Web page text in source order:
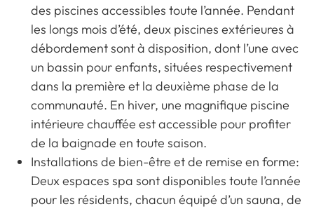
des piscines accessibles toute l’année. Pendant
les longs mois d’été, deux piscines extérieures à
débordement sont à disposition, dont l’une avec
un bassin pour enfants, situées respectivement
dans la première et la deuxième phase de la
communauté. En hiver, une magnifique piscine
intérieure chauffée est accessible pour profiter
de la baignade en toute saison.
Installations de bien-être et de remise en forme:
Deux espaces spa sont disponibles toute l’année
pour les résidents, chacun équipé d’un sauna, de